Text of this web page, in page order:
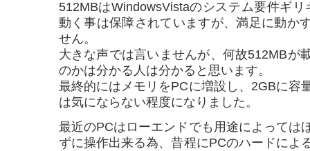
512MBはWindowsVistaのシステム要件ギ
動く事は保障されていますが、満足に動か
せん。
大きな声では言いませんが、何故512MBが
のかは分かる人は分かると思います。
最終的にはメモリをPCに増設し、2GBに容
は気にならない程度になりました。
最近のPCはローエンドでも用途によっては
ずに操作出来る為、昔程にPCのハードによ